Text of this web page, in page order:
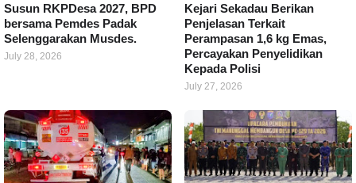
Susun RKPDesa 2027, BPD
bersama Pemdes Padak
Selenggarakan Musdes.
July 28, 2026
Kejari Sekadau Berikan
Penjelasan Terkait
Perampasan 1,6 kg Emas,
Percayakan Penyelidikan
Kepada Polisi
July 27, 2026